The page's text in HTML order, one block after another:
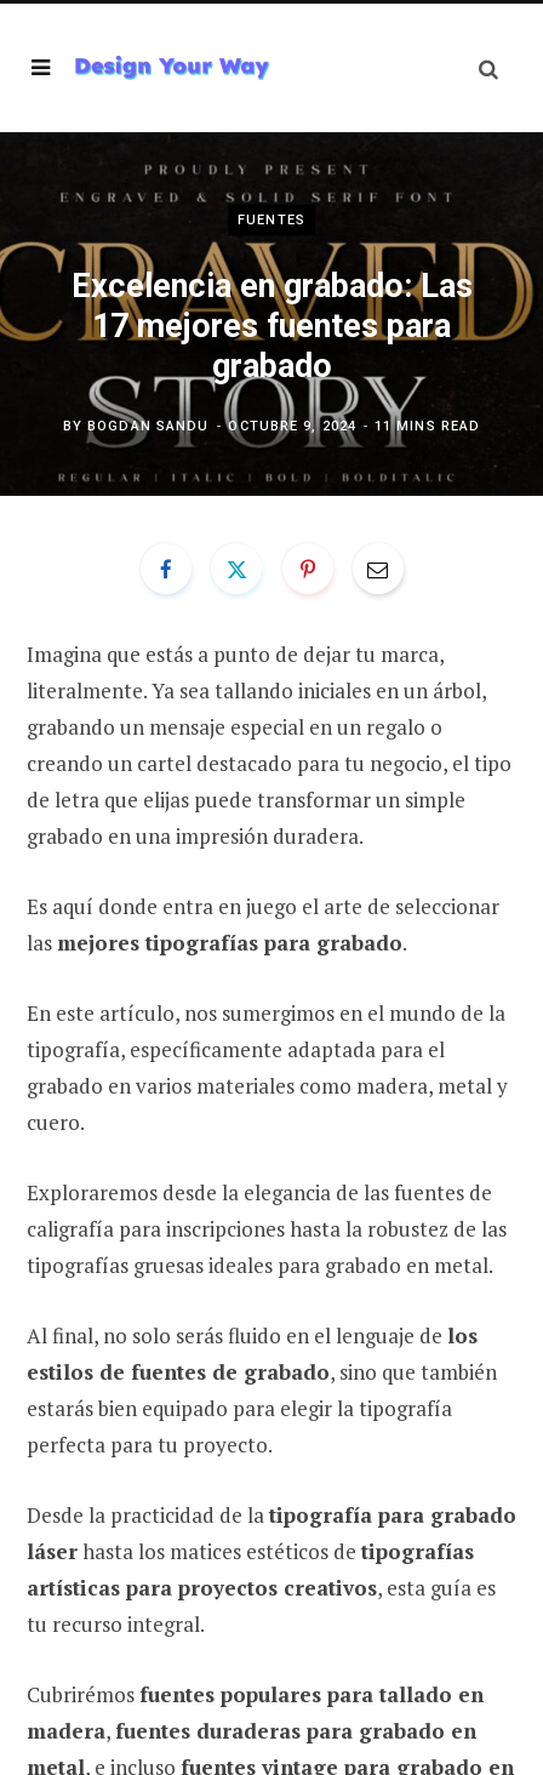
FUENTES
Excelencia en grabado: Las
17 mejores fuentes para
grabado
BYBOGDAN SANDU OCTUBRE 9, 2024 11 MINS READ
Imagina que estás a punto de dejar tu marca,
literalmente. Ya sea tallando iniciales en un árbol,
grabando un mensaje especial en un regalo o
creando un cartel destacado para tu negocio, el tipo
de letra que elijas puede transformar un simple
grabado en una impresión duradera.
Es aquí donde entra en juego el arte de seleccionar
las mejores tipografías para grabado.
En este artículo, nos sumergimos en el mundo de la
tipografía, específicamente adaptada para el
grabado en varios materiales como madera, metal y
cuero.
Exploraremos desde la elegancia de las fuentes de
caligrafía para inscripciones hasta la robustez de las
tipografías gruesas ideales para grabado en metal.
Al final, no solo serás fluido en el lenguaje de los
estilos de fuentes de grabado, sino que también
estarás bien equipado para elegir la tipografía
perfecta para tu proyecto.
Desde la practicidad de latipografía para grabado
láserhasta los matices estéticos detipografías
artísticas para proyectos creativos, esta guía es
tu recurso integral.
Cubrirémosfuentes populares para tallado en
madera,fuentes duraderas para grabado en
metal, e incluso fuentes vintage para grabado en